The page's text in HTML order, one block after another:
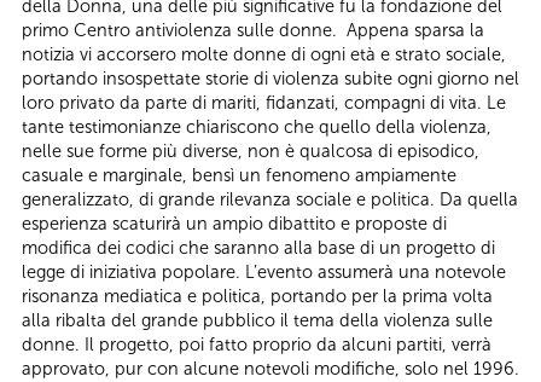
della Donna, una delle più significative fu la fondazione del
primo Centro antiviolenza sulle donne. Appena sparsa la
notizia vi accorsero molte donne di ogni età e strato sociale,
portando insospettate storie di violenza subite ogni giorno nel
loro privato da parte di mariti, fidanzati, compagni di vita. Le
tante testimonianze chiariscono che quello della violenza,
nelle sue forme più diverse, non è qualcosa di episodico,
casuale e marginale, bensì un fenomeno ampiamente
generalizzato, di grande rilevanza sociale e politica. Da quella
esperienza scaturirà un ampio dibattito e proposte di
modifica dei codici che saranno alla base di un progetto di
legge di iniziativa popolare. L’evento assumerà una notevole
risonanza mediatica e politica, portando per la prima volta
alla ribalta del grande pubblico il tema della violenza sulle
donne. Il progetto, poi fatto proprio da alcuni partiti, verrà
approvato, pur con alcune notevoli modifiche, solo nel 1996.